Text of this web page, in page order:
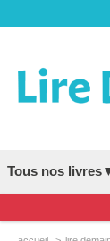
Tous nos